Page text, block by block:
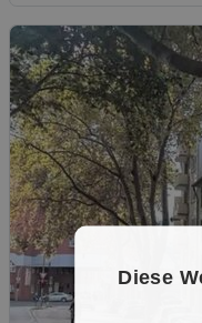
Diese